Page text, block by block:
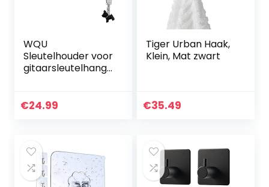
WQU
Sleutelhouder voor
gitaarsleutelhange
met 4
€24.99
Tiger Urban Haak,
Klein, Mat zwart
€35.49